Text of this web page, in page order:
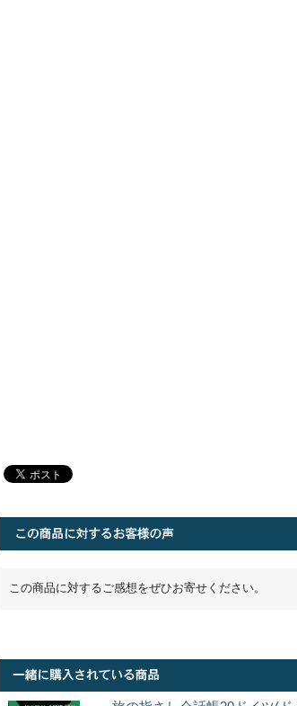
この商品に対するご感想をぜひお寄せください。